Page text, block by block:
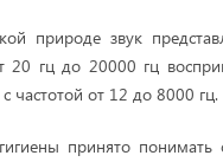
природе звук
20 гц до 20000 гц
частотой от 12 до 8000 гц.
принято понимать